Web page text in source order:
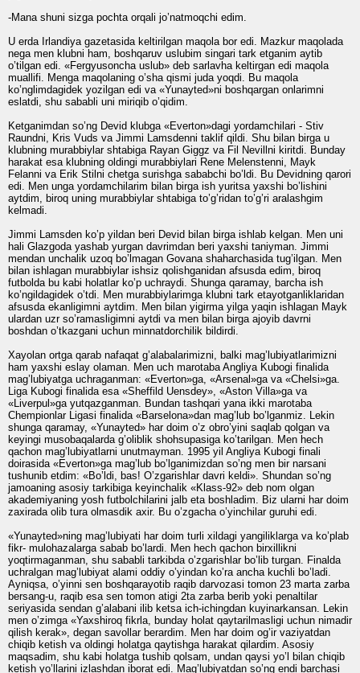
-Mana shuni sizga pochta orqali jo’natmoqchi edim.
U erda Irlandiya gazetasida keltirilgan maqola bor edi. Mazkur maqolada
nega men klubni ham, boshqaruv uslubim singari tark etganim aytib
o’tilgan edi. «Fergyusoncha uslub» deb sarlavha keltirgan edi maqola
muallifi. Menga maqolaning o’sha qismi juda yoqdi. Bu maqola
ko’nglimdagidek yozilgan edi va «Yunayted»ni boshqargan onlarimni
eslatdi, shu sababli uni miriqib o’qidim.
Ketganimdan so’ng Devid klubga «Everton»dagi yordamchilari - Stiv
Raundni, Kris Vuds va Jimmi Lamsdenni taklif qildi. Shu bilan birga u
klubning murabbiylar shtabiga Rayan Giggz va Fil Nevillni kiritdi. Bunday
harakat esa klubning oldingi murabbiylari Rene Melenstenni, Mayk
Felanni va Erik Stilni chetga surishga sababchi bo’ldi. Bu Devidning qarori
edi. Men unga yordamchilarim bilan birga ish yuritsa yaxshi bo’lishini
aytdim, biroq uning murabbiylar shtabiga to’g’ridan to’g’ri aralashgim
kelmadi.
Jimmi Lamsden ko’p yildan beri Devid bilan birga ishlab kelgan. Men uni
hali Glazgoda yashab yurgan davrimdan beri yaxshi taniyman. Jimmi
mendan unchalik uzoq bo’lmagan Govana shaharchasida tug’ilgan. Men
bilan ishlagan murabbiylar ishsiz qolishganidan afsusda edim, biroq
futbolda bu kabi holatlar ko’p uchraydi. Shunga qaramay, barcha ish
ko’ngildagidek o’tdi. Men murabbiylarimga klubni tark etayotganliklaridan
afsusda ekanligimni aytdim. Men bilan yigirma yilga yaqin ishlagan Mayk
ulardan uzr so’ramasligimni aytdi va men bilan birga ajoyib davrni
boshdan o’tkazgani uchun minnatdorchilik bildirdi.
Xayolan ortga qarab nafaqat g’alabalarimizni, balki mag’lubiyatlarimizni
ham yaxshi eslay olaman. Men uch marotaba Angliya Kubogi finalida
mag’lubiyatga uchraganman: «Everton»ga, «Arsenal»ga va «Chelsi»ga.
Liga Kubogi finalida esa «Sheffild Uensdey», «Aston Villa»ga va
«Liverpul»ga yutqazganman. Bundan tashqari yana ikki marotaba
Chempionlar Ligasi finalida «Barselona»dan mag’lub bo’lganmiz. Lekin
shunga qaramay, «Yunayted» har doim o’z obro’yini saqlab qolgan va
keyingi musobaqalarda g’oliblik shohsupasiga ko’tarilgan. Men hech
qachon mag’lubiyatlarni unutmayman. 1995 yil Angliya Kubogi finali
doirasida «Everton»ga mag’lub bo’lganimizdan so’ng men bir narsani
tushunib etdim: «Bo’ldi, bas! O’zgarishlar davri keldi». Shundan so’ng
jamoaning asosiy tarkibiga keyinchalik «Klass-92» deb nom olgan
akademiyaning yosh futbolchilarini jalb eta boshladim. Biz ularni har doim
zaxirada olib tura olmasdik axir. Bu o’zgacha o’yinchilar guruhi edi.
«Yunayted»ning mag’lubiyati har doim turli xildagi yangiliklarga va ko’plab
fikr- mulohazalarga sabab bo’lardi. Men hech qachon birxillikni
yoqtirmaganman, shu sababli tarkibda o’zgarishlar bo’lib turgan. Finalda
uchralgan mag’lubiyat alami oddiy o’yindan ko’ra ancha kuchli bo’ladi.
Ayniqsa, o’yinni sen boshqarayotib raqib darvozasi tomon 23 marta zarba
bersang-u, raqib esa sen tomon atigi 2ta zarba berib yoki penaltilar
seriyasida sendan g’alabani ilib ketsa ich-ichingdan kuyinarkansan. Lekin
men o’zimga «Yaxshiroq fikrla, bunday holat qaytarilmasligi uchun nimadir
qilish kerak», degan savollar berardim. Men har doim og’ir vaziyatdan
chiqib ketish va oldingi holatga qaytishga harakat qilardim. Asosiy
maqsadim, shu kabi holatga tushib qolsam, undan qaysi yo’l bilan chiqib
ketish yo’llarini izlashdan iborat edi. Mag’lubiyatdan so’ng endi barchasi